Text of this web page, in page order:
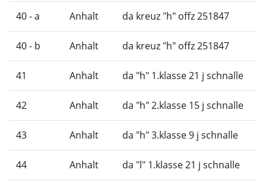
40 - a Anhalt da kreuz "h" offz 251847
40 - b Anhalt da kreuz "h" offz 251847
41 Anhalt da "h" 1.klasse 21 j schnalle
42 Anhalt da "h" 2.klasse 15 j schnalle
43 Anhalt da "h" 3.klasse 9 j schnalle
44 Anhalt da "l" 1.klasse 21 j schnalle